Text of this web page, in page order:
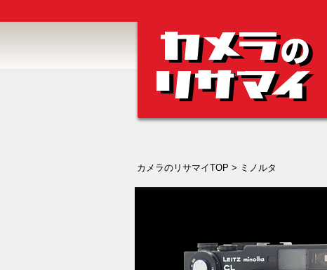
カメラのリサマイTOP > ミノルタ